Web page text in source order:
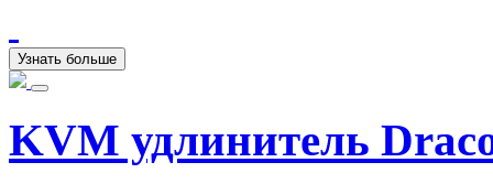
Узнать больше
KVM удлинитель